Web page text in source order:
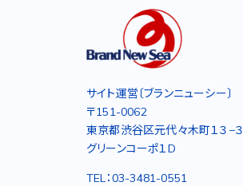
サイト運営〔ブランニューシー〕
〒151-0062
東京都渋谷区元代々木町１３−３
グリーンコーポ１D
TEL：03-3481-0551